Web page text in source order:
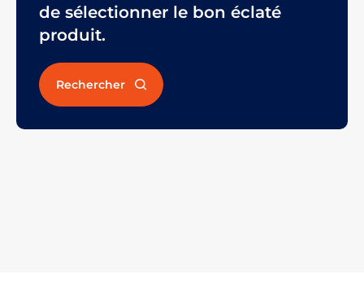
de sélectionner le bon éclaté
produit.
Rechercher